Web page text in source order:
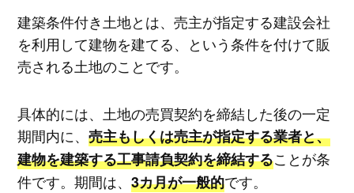
建築条件付き土地とは、売主が指定する建設会社
を利用して建物を建てる、という条件を付けて販
売される土地のことです。
具体的には、土地の売買契約を締結した後の一定
期間内に、 売主もしくは売主が指定する業者と、
建物を建築する工事請負契約を締結することが条
件です。期間は、 3カ月が一般的です。